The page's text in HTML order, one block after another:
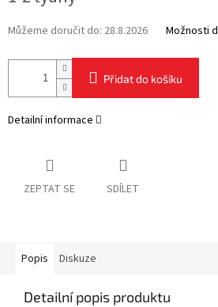
Můžeme doručit do: 28.8.2026 Možnosti
Přidat do košíku
Detailní informace
ZEPTAT SE SDÍLET
Popis Diskuze
Detailní popis produktu